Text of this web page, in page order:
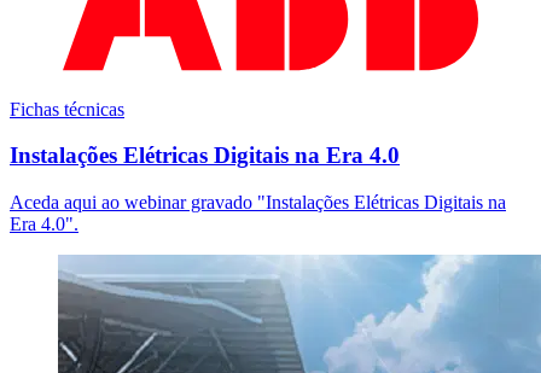
Fichas técnicas
Instalações Elétricas Digitais na Era 4.0
Aceda aqui ao webinar gravado "Instalações Elétricas Digitais na
Era 4.0".